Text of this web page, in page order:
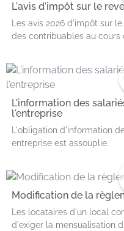
L'avis d'impôt sur le
Les avis 2026 d'impôt sur
des contribuables au cours
L'information des
l'entreprise
L'obligation d'information
entreprise est assouplie.
Modification de la
Les locataires d'un local
d'exiger la mensualisation